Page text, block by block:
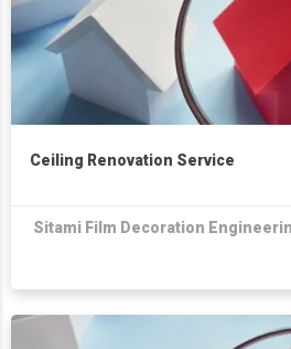
Ceiling Renovation Service